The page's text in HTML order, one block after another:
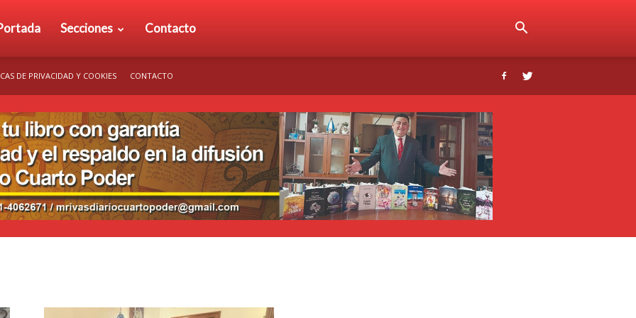
Secciones Contacto
DE PRIVACIDAD Y COOKIES CONTACTO